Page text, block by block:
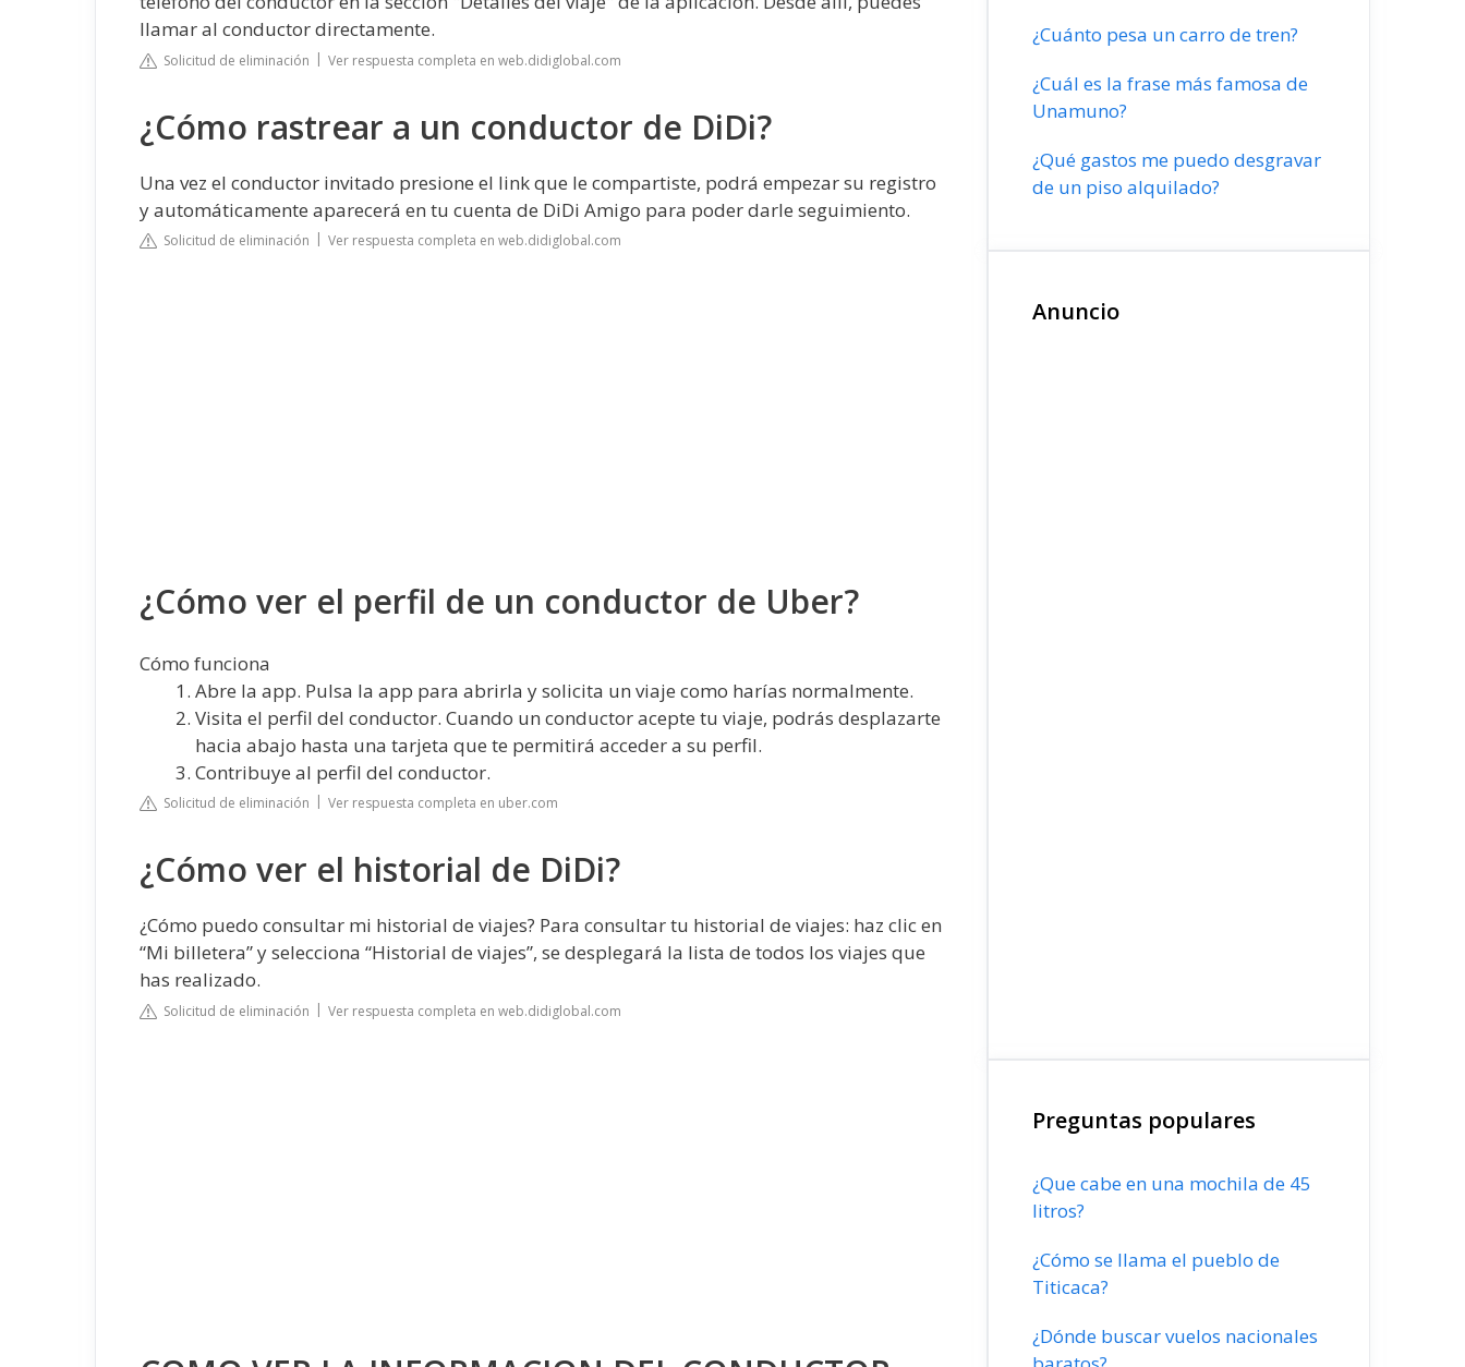
llamar al conductor directamente.
Solicitud de eliminación Ver respuesta completa en web.didiglobal.com
¿Cómo rastrear a un conductor de DiDi?
Una vez el conductor invitado presione el link que le compartiste, podrá empezar su registro
y automáticamente aparecerá en tu cuenta de DiDi Amigo para poder darle seguimiento.
Solicitud de eliminación Ver respuesta completa en web.didiglobal.com
¿Cómo ver el perfil de un conductor de Uber?
Cómo funciona
Abre la app. Pulsa la app para abrirla y solicita un viaje como harías normalmente.
Visita el perfil del conductor. Cuando un conductor acepte tu viaje, podrás desplazarte
hacia abajo hasta una tarjeta que te permitirá acceder a su perfil.
Contribuye al perfil del conductor.
Solicitud de eliminación Ver respuesta completa en uber.com
¿Cómo ver el historial de DiDi?
¿Cómo puedo consultar mi historial de viajes? Para consultar tu historial de viajes: haz clic en
“Mi billetera” y selecciona “Historial de viajes”, se desplegará la lista de todos los viajes que
has realizado.
Solicitud de eliminación Ver respuesta completa en web.didiglobal.com
¿Cuánto pesa un carro de tren?
¿Cuál es la frase más famosa de
Unamuno?
¿Qué gastos me puedo desgravar
de un piso alquilado?
Anuncio
Preguntas populares
¿Que cabe en una mochila de 45
litros?
¿Cómo se llama el pueblo de
Titicaca?
¿Dónde buscar vuelos nacionales